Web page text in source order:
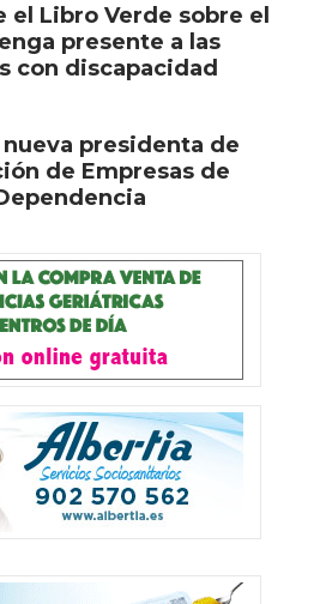
el Libro Verde sobre el
presente a las
con discapacidad
presidenta de
de Empresas de